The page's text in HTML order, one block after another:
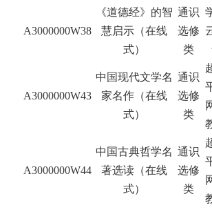
A3000000W38
《道德经》的智
慧启示（在线
式）
通识
选修
类
A3000000W43
中国现代文学名
家名作（在线
式）
通识
选修
类
A3000000W44
中国古典哲学名
著选读（在线
式）
通识
选修
类